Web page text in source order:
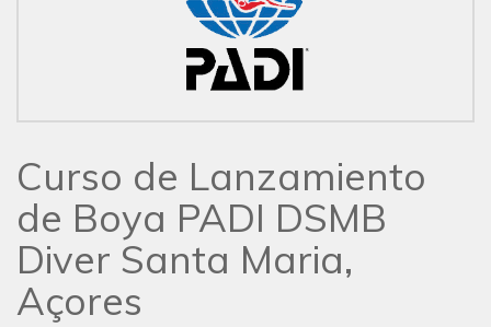
Curso de Lanzamiento
de Boya PADI DSMB
Diver Santa Maria,
Açores